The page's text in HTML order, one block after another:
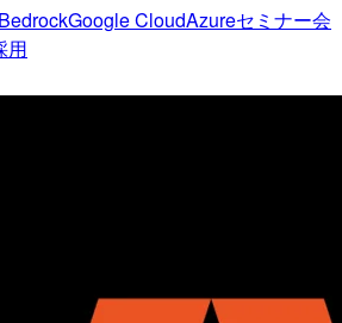
BedrockGoogle CloudAzureセミナー会
用